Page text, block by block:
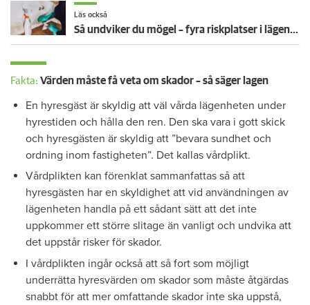
Läs också
Så undviker du mögel – fyra riskplatser i lägenheten: ”Måste städa bort”
Fakta: Värden måste få veta om skador – så säger lagen
En hyresgäst är skyldig att väl vårda lägenheten under
hyrestiden och hålla den ren. Den ska vara i gott skick
och hyresgästen är skyldig att ”bevara sundhet och
ordning inom fastigheten”. Det kallas vårdplikt.
Vårdplikten kan förenklat sammanfattas så att
hyresgästen har en skyldighet att vid användningen av
lägenheten handla på ett sådant sätt att det inte
uppkommer ett större slitage än vanligt och undvika att
det uppstår risker för skador.
I vårdplikten ingår också att så fort som möjligt
underrätta hyresvärden om skador som måste åtgärdas
snabbt för att mer omfattande skador inte ska uppstå,